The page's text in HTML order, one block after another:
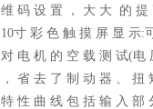
维 码 设 置 ， 大 大 的 提
10寸 彩 色 触 摸 屏 显 示:
对 电 机 的 空 载 测 试(电
， 省 去 了 制 动 器 、
特 性 曲 线 包 括 输 入 部